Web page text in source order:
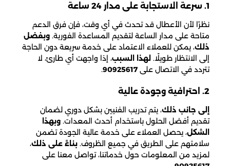
1. سرعة الاستجابة على مدار 24 ساعة
نظرًا لأن الأعطال قد تحدث في أي وقت، فإن فرق الدعم
متاحة على مدار الساعة لتقديم المساعدة الفورية. وبفضل
ذلك، يمكن للعملاء الاعتماد على خدمة سريعة دون الحاجة
إلى الانتظار طويلًا. لهذا السبب، إذا واجهت أي طارئ، لا
تتردد في الاتصال على 90925617
.
2. احترافية وجودة عالية
إلى جانب ذلك، يتم تدريب الفنيين بشكل دوري لضمان
تقديم أفضل الحلول باستخدام أحدث المعدات. وبهذا
الشكل، يحصل العملاء على خدمة عالية الجودة تضمن
سلامتهم على الطريق في جميع الظروف. بناءً على ذلك،
لمزيد من المعلومات حول خدماتنا، تواصل معنا على